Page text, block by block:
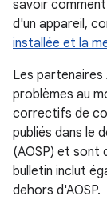
savoir
d'un appareil,
installée et la
Les
problèmes au
correctifs de
publiés dans le
(AOSP) et sont
bulletin inclut
dehors d'AOSP.